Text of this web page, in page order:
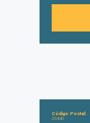
Código Postal:
23440